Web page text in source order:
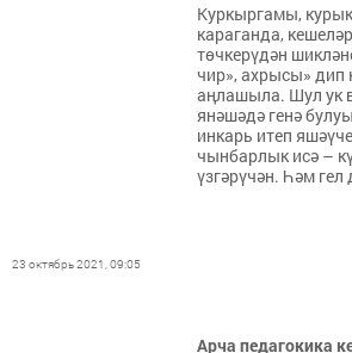
Куркыргамы,
караганда,
төчкерүдән
чир», ахрысы» дип
аңлашыла. Шул ук
янәшәдә генә
инкарь итеп
чынбарлык исә –
үзгәрүчән. Һәм
23 октябрь 2021, 09:05
Арча педагокика